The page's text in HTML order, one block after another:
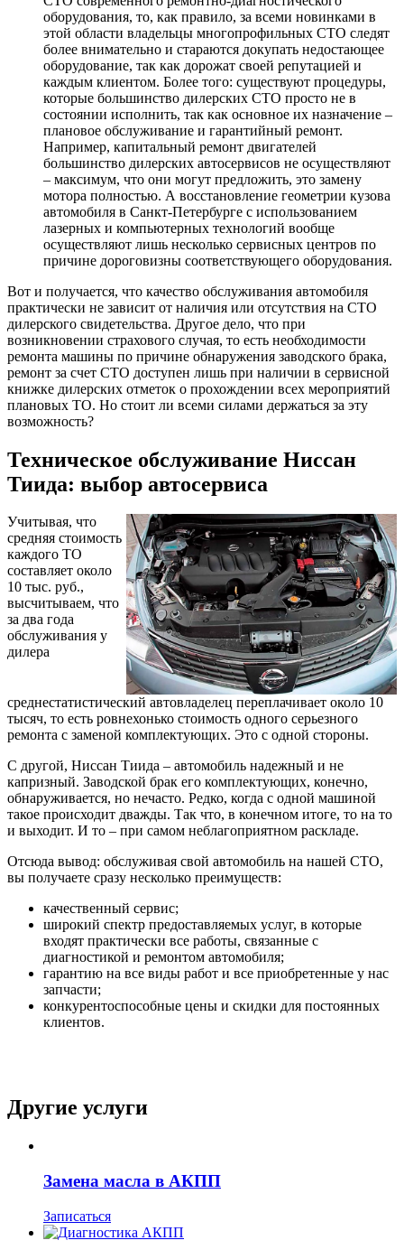
оборудования, то, как правило, за всеми новинками в
этой области владельцы многопрофильных СТО следят
более внимательно и стараются докупать недостающее
оборудование, так как дорожат своей репутацией и
каждым клиентом. Более того: существуют процедуры,
которые большинство дилерских СТО просто не в
состоянии исполнить, так как основное их назначение –
плановое обслуживание и гарантийный ремонт.
Например, капитальный ремонт двигателей
большинство дилерских автосервисов не осуществляют
– максимум, что они могут предложить, это замену
мотора полностью. А восстановление геометрии кузова
автомобиля в Санкт-Петербурге с использованием
лазерных и компьютерных технологий вообще
осуществляют лишь несколько сервисных центров по
причине дороговизны соответствующего оборудования.
Вот и получается, что качество обслуживания автомобиля
практически не зависит от наличия или отсутствия на СТО
дилерского свидетельства. Другое дело, что при
возникновении страхового случая, то есть необходимости
ремонта машины по причине обнаружения заводского брака,
ремонт за счет СТО доступен лишь при наличии в сервисной
книжке дилерских отметок о прохождении всех мероприятий
плановых ТО. Но стоит ли всеми силами держаться за эту
возможность?
Техническое обслуживание Ниссан
Тиида: выбор автосервиса
Учитывая, что
средняя стоимость
каждого ТО
составляет около
10 тыс. руб.,
высчитываем, что
за два года
обслуживания у
дилера
среднестатистический автовладелец переплачивает около 10
тысяч, то есть ровнехонько стоимость одного серьезного
ремонта с заменой комплектующих. Это с одной стороны.
С другой, Ниссан Тиида – автомобиль надежный и не
капризный. Заводской брак его комплектующих, конечно,
обнаруживается, но нечасто. Редко, когда с одной машиной
такое происходит дважды. Так что, в конечном итоге, то на то
и выходит. И то – при самом неблагоприятном раскладе.
Отсюда вывод: обслуживая свой автомобиль на нашей СТО,
вы получаете сразу несколько преимуществ:
качественный сервис;
широкий спектр предоставляемых услуг, в которые
входят практически все работы, связанные с
диагностикой и ремонтом автомобиля;
гарантию на все виды работ и все приобретенные у нас
запчасти;
конкурентоспособные цены и скидки для постоянных
клиентов.
Другие услуги
Замена масла в АКПП
Записаться